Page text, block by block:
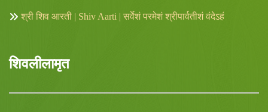
श्री शिव आरती | Shiv Aarti | सर्वेशं परमेशं श्रीपार्वतीशं वंदेऽहं
शिवलीलामृत